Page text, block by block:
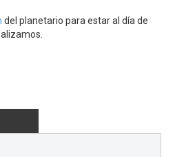
del planetario para estar al día de